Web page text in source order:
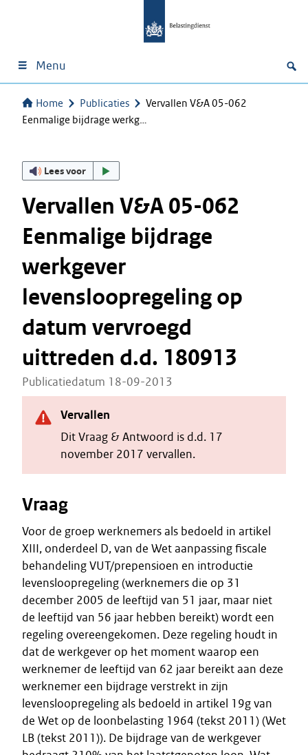
Menu
Home Publicaties
Vervallen V&A 05-062
Eenmalige bijdrage werkg…
Lees voor
Vervallen V&A 05-062
Eenmalige bijdrage
werkgever
levensloopregeling op
datum vervroegd
uittreden d.d. 180913
Publicatiedatum 18-09-2013
Vervallen
Dit Vraag & Antwoord is d.d. 17
november 2017 vervallen.
Vraag
Voor de groep werknemers als bedoeld in artikel
XIII, onderdeel D, van de Wet aanpassing fiscale
behandeling VUT/prepensioen en introductie
levensloopregeling (werknemers die op 31
december 2005 de leeftijd van 51 jaar, maar niet
de leeftijd van 56 jaar hebben bereikt) wordt een
regeling overeengekomen. Deze regeling houdt in
dat de werkgever op het moment waarop een
werknemer de leeftijd van 62 jaar bereikt aan deze
werknemer een bijdrage verstrekt in zijn
levensloopregeling als bedoeld in artikel 19g van
de Wet op de loonbelasting 1964 (tekst 2011) (Wet
LB (tekst 2011)). De bijdrage van de werkgever